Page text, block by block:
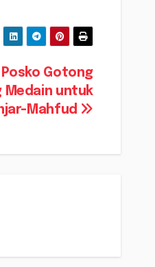
Gotong
Medain untuk
Mahfud